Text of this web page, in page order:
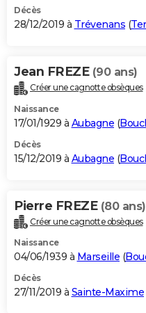
Décès
28/12/2019 à Trévenans (
Jean FREZE (90 ans)
Créer une cagnotte obsèques
Naissance
17/01/1929 à Aubagne (
Décès
15/12/2019 à Aubagne (
Pierre FREZE (80 ans)
Créer une cagnotte obsèques
Naissance
04/06/1939 à Marseille (
Décès
27/11/2019 à Sainte-Maxime